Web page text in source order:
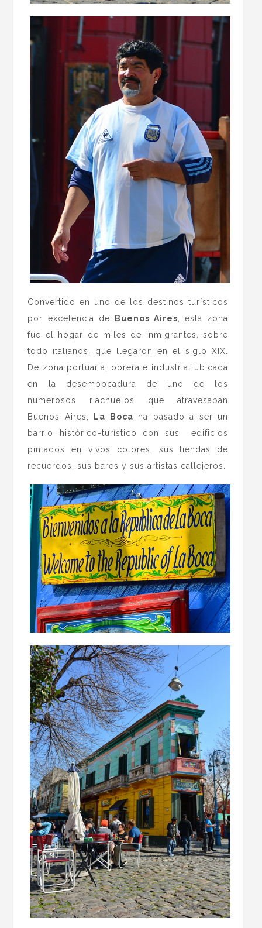
Convertido en uno de los destinos turísticos
por excelencia de
Buenos Aires, esta zona
fue el hogar de miles de inmigrantes, sobre
todo italianos, que llegaron en el siglo XIX.
De zona portuaria, obrera e industrial ubicada
en la desembocadura de uno de los
numerosos riachuelos que atravesaban
Buenos Aires,
La Boca ha pasado a ser un
barrio histórico-turístico con sus edificios
pintados en vivos colores, sus tiendas de
recuerdos, sus bares y sus artistas callejeros.